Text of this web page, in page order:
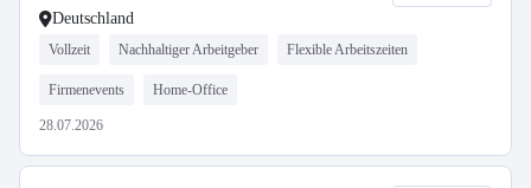
Deutschland
Vollzeit Nachhaltiger Arbeitgeber Flexible Arbeitszeiten
Firmenevents Home-Office
28.07.2026